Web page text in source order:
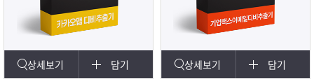
상세보기 담기 상세보기 담기